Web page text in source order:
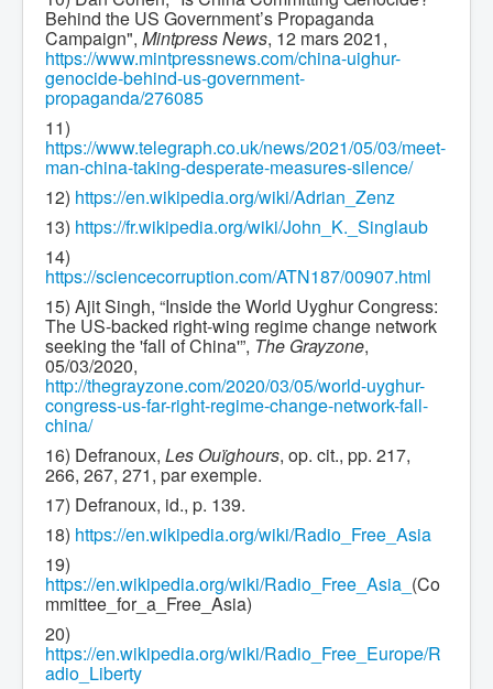
Behind the US Government’s Propaganda
Campaign", Mintpress News, 12 mars 2021,
https://www.mintpressnews.com/china-uighur-
genocide-behind-us-government-
propaganda/276085
11)
https://www.telegraph.co.uk/news/2021/05/03/meet-
man-china-taking-desperate-measures-silence/
12) https://en.wikipedia.org/wiki/Adrian_Zenz
13) https://fr.wikipedia.org/wiki/John_K._Singlaub
14)
https://sciencecorruption.com/ATN187/00907.html
15) Ajit Singh, “Inside the World Uyghur Congress:
The US-backed right-wing regime change network
seeking the 'fall of China'”, The Grayzone,
05/03/2020,
http://thegrayzone.com/2020/03/05/world-uyghur-
congress-us-far-right-regime-change-network-fall-
china/
16) Defranoux, Les Ouïghours, op. cit., pp. 217,
266, 267, 271, par exemple.
17) Defranoux, id., p. 139.
18) https://en.wikipedia.org/wiki/Radio_Free_Asia
19)
https://en.wikipedia.org/wiki/Radio_Free_Asia_ (Co
mmittee_for_a_Free_Asia)
20)
https://en.wikipedia.org/wiki/Radio_Free_Europe/R
adio_Liberty